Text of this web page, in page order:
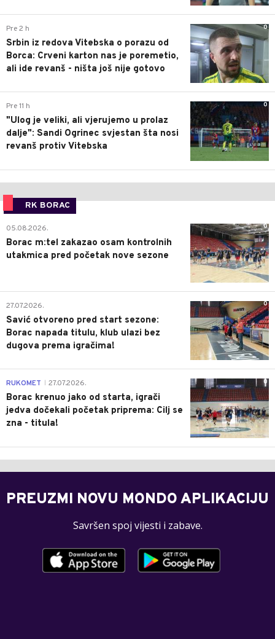
0
Pre 2 h
Srbin iz redova Vitebska o porazu od
Borca: Crveni karton nas je poremetio,
ali ide revanš - ništa još nije gotovo
0
Pre 11 h
"Ulog je veliki, ali vjerujemo u prolaz
dalje": Sandi Ogrinec svjestan šta nosi
revanš protiv Vitebska
RK BORAC
0
05.08.2026.
Borac m:tel zakazao osam kontrolnih
utakmica pred početak nove sezone
0
27.07.2026.
Savić otvoreno pred start sezone:
Borac napada titulu, klub ulazi bez
dugova prema igračima!
0
RUKOMET 27.07.2026.
Borac krenuo jako od starta, igrači
jedva dočekali početak priprema: Cilj se
zna - titula!
PREUZMI NOVU MONDO APLIKACIJU
Savršen spoj vijesti i zabave.